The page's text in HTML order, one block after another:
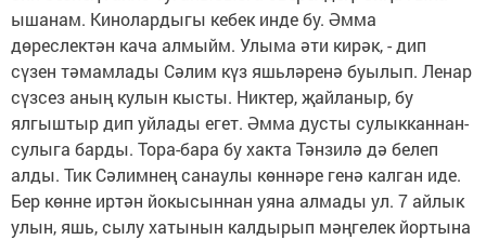
ышанам. Кинолардыгы кебек инде бу. Әмма
дөреслектән кача алмыйм. Улыма әти кирәк, - дип
сүзен тәмамлады Сәлим күз яшьләренә буылып. Ленар
сүзсез аның кулын кысты. Никтер, җайланыр, бу
ялгыштыр дип уйлады егет. Әмма дусты сулыкканнан-
сулыга барды. Тора-бара бу хакта Тәнзилә дә белеп
алды. Тик Сәлимнең санаулы көннәре генә калган иде.
Бер көнне иртән йокысыннан уяна алмады ул. 7 айлык
улын, яшь, сылу хатынын калдырып мәңгелек йортына